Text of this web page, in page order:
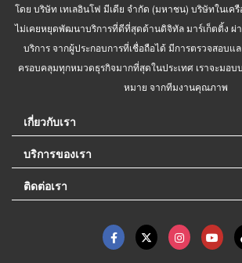
โดย บริษัท เทเลอินโฟ มีเดีย จำกัด (มหาชน) บริษัทในเครื
ไม่เคยหยุดพัฒนาบริการที่ดีที่สุดด้านดิจิทัล มาร์เก็ตติ้ง ผ่
บริการ จากผู้ประกอบการที่เชื่อถือได้ มีการตรวจสอบแ
ครอบคลุมทุกหมวดธุรกิจมากที่สุดในประเทศ เราจะมอ
หมาย จากทีมงานคุณภาพ
เกี่ยวกับเรา
บริการของเรา
ติดต่อเรา